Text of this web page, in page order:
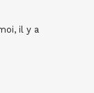
il y a